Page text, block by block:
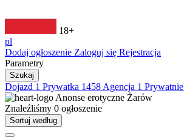
18+
pl
Dodaj ogłoszenie Zaloguj się Rejestracja
Parametry
Szukaj
Dojazd 1 Prywatka 1458 Agencja 1 Prywatnie
Anonse erotyczne Żarów
Znaleźliśmy 0 ogłoszenie
Sortuj według